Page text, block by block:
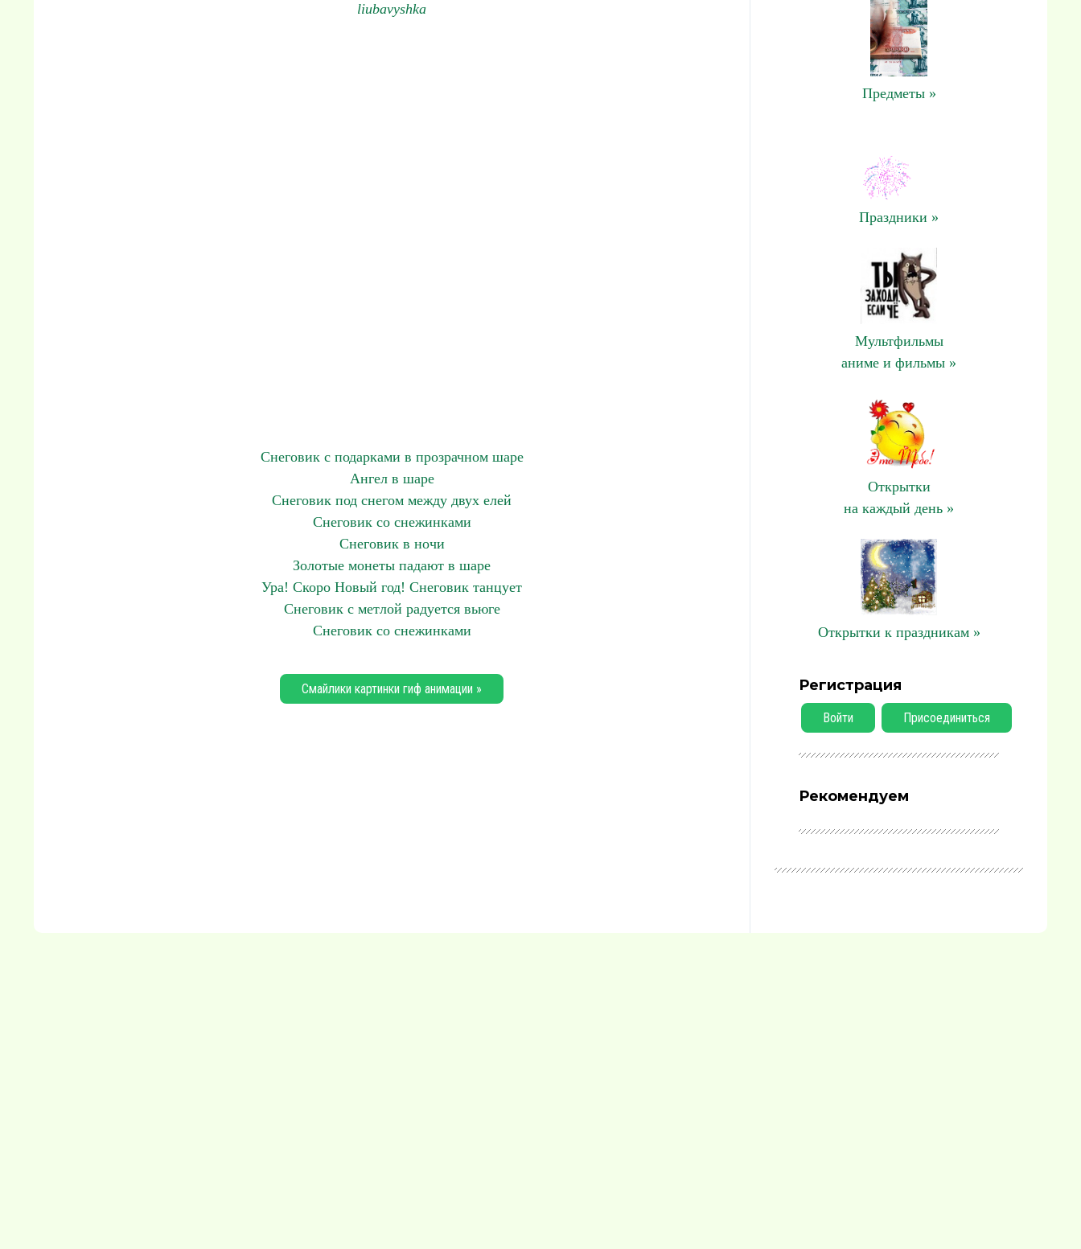
liubavyshka
Снеговик с подарками в прозрачном шаре
Ангел в шаре
Снеговик под снегом между двух елей
Снеговик со снежинками
Снеговик в ночи
Золотые монеты падают в шаре
Ура! Скоро Новый год! Снеговик танцует
Снеговик с метлой радуется вьюге
Снеговик со снежинками
Смайлики картинки гиф анимации »
Предметы »
Праздники »
Мультфильмы
аниме и фильмы »
Открытки
на каждый день »
Открытки к праздникам »
Регистрация
Войти Присоединиться
Рекомендуем